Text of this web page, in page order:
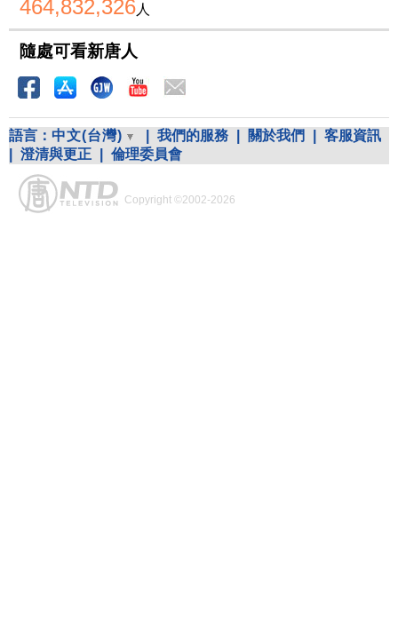
464,832,326人
隨處可看新唐人
語言： 中文(台灣) 我們的服務 關於我們
客服資訊
澄清與更正 倫理委員會
Copyright ©2002-2026